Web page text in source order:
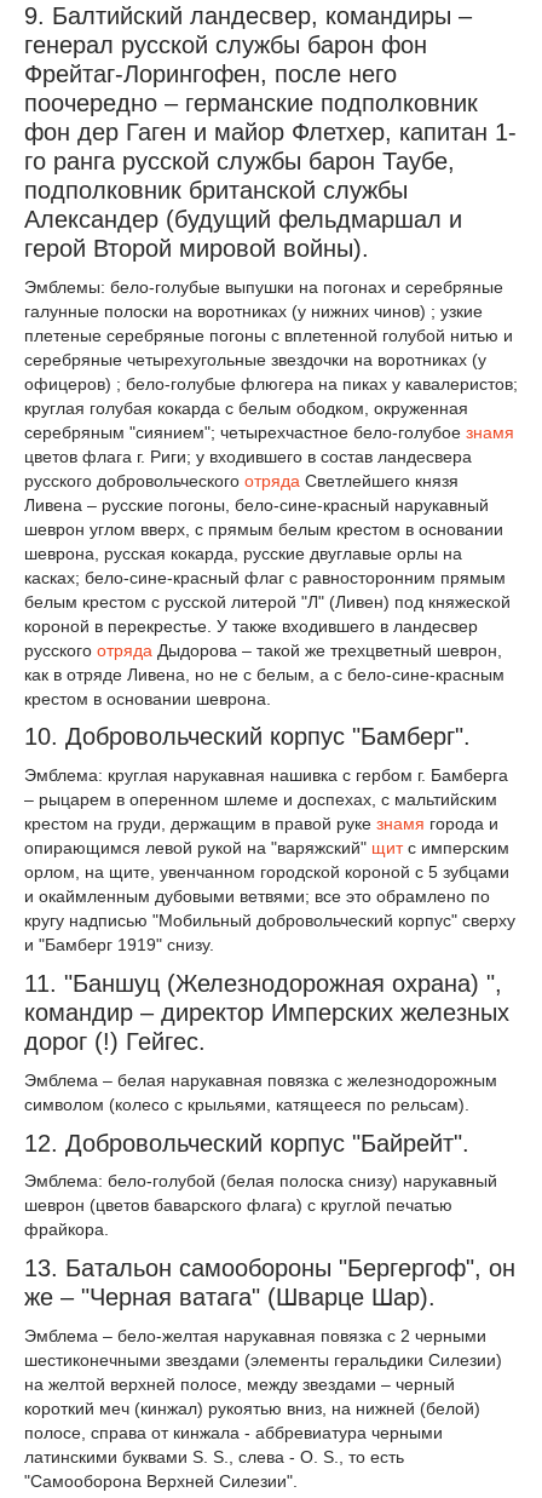
9. Балтийский ландесвер, командиры –
генерал русской службы барон фон
Фрейтаг-Лорингофен, после него
поочередно – германские подполковник
фон дер Гаген и майор Флетхер, капитан 1-
го ранга русской службы барон Таубе,
подполковник британской службы
Александер (будущий фельдмаршал и
герой Второй мировой войны).
Эмблемы: бело-голубые выпушки на погонах и серебряные
галунные полоски на воротниках (у нижних чинов) ; узкие
плетеные серебряные погоны с вплетенной голубой нитью и
серебряные четырехугольные звездочки на воротниках (у
офицеров) ; бело-голубые флюгера на пиках у кавалеристов;
круглая голубая кокарда с белым ободком, окруженная
серебряным "сиянием"; четырехчастное бело-голубое знамя
цветов флага г. Риги; у входившего в состав ландесвера
русского добровольческого отряда Светлейшего князя
Ливена – русские погоны, бело-сине-красный нарукавный
шеврон углом вверх, с прямым белым крестом в основании
шеврона, русская кокарда, русские двуглавые орлы на
касках; бело-сине-красный флаг с равносторонним прямым
белым крестом с русской литерой "Л" (Ливен) под княжеской
короной в перекрестье. У также входившего в ландесвер
русского отряда Дыдорова – такой же трехцветный шеврон,
как в отряде Ливена, но не с белым, а с бело-сине-красным
крестом в основании шеврона.
10. Добровольческий корпус "Бамберг".
Эмблема: круглая нарукавная нашивка с гербом г. Бамберга
– рыцарем в оперенном шлеме и доспехах, с мальтийским
крестом на груди, держащим в правой руке знамя города и
опирающимся левой рукой на "варяжский" щитс имперским
орлом, на щите, увенчанном городской короной с 5 зубцами
и окаймленным дубовыми ветвями; все это обрамлено по
кругу надписью "Мобильный добровольческий корпус" сверху
и "Бамберг 1919" снизу.
11. "Баншуц (Железнодорожная охрана) ",
командир – директор Имперских железных
дорог (!) Гейгес.
Эмблема – белая нарукавная повязка с железнодорожным
символом (колесо с крыльями, катящееся по рельсам).
12. Добровольческий корпус "Байрейт".
Эмблема: бело-голубой (белая полоска снизу) нарукавный
шеврон (цветов баварского флага) с круглой печатью
фрайкора.
13. Батальон самообороны "Бергергоф", он
же – "Черная ватага" (Шварце Шар).
Эмблема – бело-желтая нарукавная повязка с 2 черными
шестиконечными звездами (элементы геральдики Силезии)
на желтой верхней полосе, между звездами – черный
короткий меч (кинжал) рукоятью вниз, на нижней (белой)
полосе, справа от кинжала - аббревиатура черными
латинскими буквами S. S., слева - O. S., то есть
"Самооборона Верхней Силезии".